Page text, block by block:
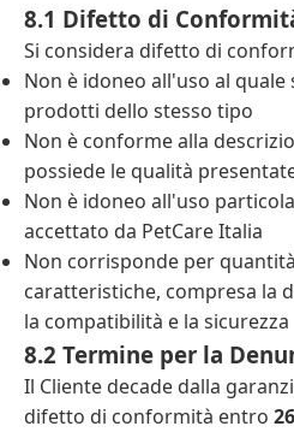
8.1 Difetto di
Si considera difetto di
Non è idoneo all'uso al
prodotti dello stesso tipo
Non è conforme alla
possiede le qualità
Non è idoneo all'uso
accettato da PetCare Italia
Non corrisponde per
caratteristiche, compresa la
la compatibilità e la sicurezza
8.2 Termine per la
Il Cliente decade dalla
difetto di conformità entro